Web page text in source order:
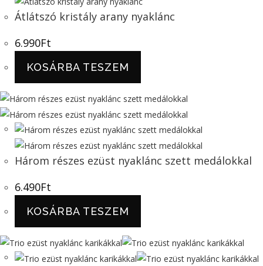
Átlátszó kristály arany nyaklánc
6.990Ft
KOSÁRBA TESZEM
Három részes ezüst nyaklánc szett medálokkal
6.490Ft
KOSÁRBA TESZEM